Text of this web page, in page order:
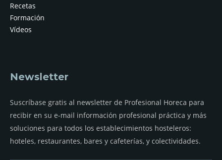
Recetas
Formación
Vídeos
Newsletter
Suscríbase gratis al newsletter de Profesional Horeca para
recibir en su e-mail información profesional práctica y más
soluciones para todos los establecimientos hosteleros:
hoteles, restaurantes, bares y cafeterías, y colectividades.